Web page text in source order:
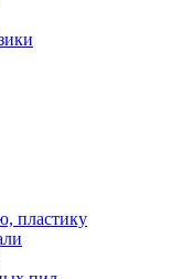
пластику